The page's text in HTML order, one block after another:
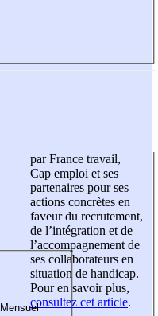
par France travail,
Cap emploi et ses
partenaires pour ses
actions concrètes en
faveur du recrutement,
de l’intégration et de
l’accompagnement de
ses collaborateurs en
situation de handicap.
Pour en savoir plus,
consultez cet article.